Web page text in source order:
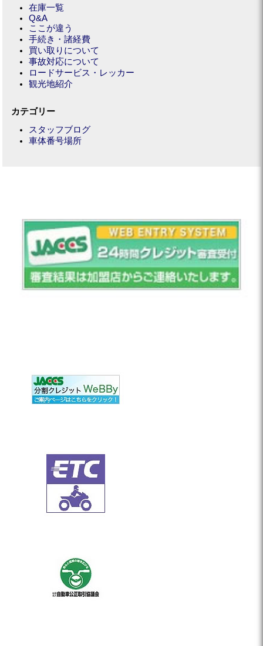
在庫一覧
Q&A
ここが違う
手続き・諸経費
買い取りについて
事故対応について
ロードサービス・レッカー
観光地紹介
カテゴリー
スタッフブログ
車体番号場所